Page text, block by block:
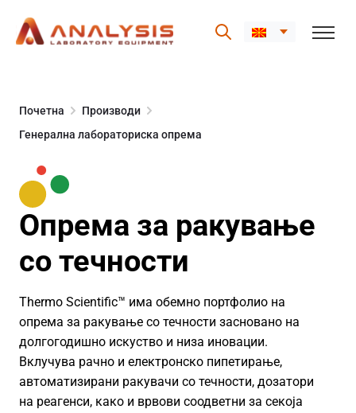
content
Почетна
Производи
Генерална лабораториска опрема
Опрема за ракување
со течности
Thermo Scientific™ има обемно портфолио на
опрема за ракување со течности засновано на
долгогодишно искуство и низа иновации.
Вклучува рачно и електронско пипетирање,
автоматизирани ракувачи со течности, дозатори
на реагенси, како и врвови соодветни за секоја